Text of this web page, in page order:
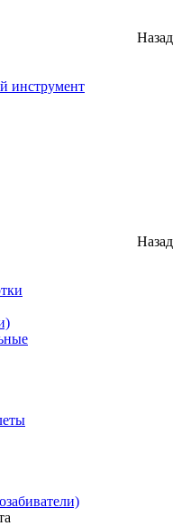
Назад
инструмент
Назад